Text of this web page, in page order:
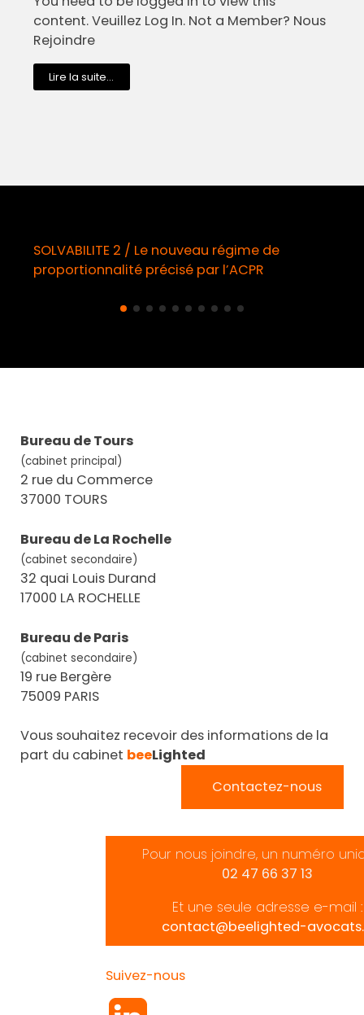
content. Veuillez Log In. Not a Member? Nous
Rejoindre
Lire la suite...
SOLVABILITE 2 / Le nouveau régime de
proportionnalité précisé par l’ACPR
Bureau de Tours
(cabinet principal)
2 rue du Commerce
37000 TOURS
Bureau de La Rochelle
(cabinet secondaire)
32 quai Louis Durand
17000 LA ROCHELLE
Bureau de Paris
(cabinet secondaire)
19 rue Bergère
75009 PARIS
Vous souhaitez recevoir des informations de la
part du cabinet beeLighted
Contactez-nous
Pour nous joindre, un numéro
02 47 66 37 13
Et une seule adresse e-mail :
contact@beelighted-
Suivez-nous